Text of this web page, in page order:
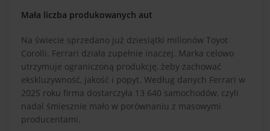
Mała liczba produkowanych aut
Na świecie sprzedano już dziesiątki milionów Toyot
Corolli. Ferrari działa zupełnie inaczej. Marka celowo
utrzymuje ograniczoną produkcję, żeby zachować
ekskluzywność, jakość i popyt. Według danych Ferrari w
2025 roku firma dostarczyła 13 640 samochodów, czyli
nadal śmiesznie mało w porównaniu z masowymi
producentami.